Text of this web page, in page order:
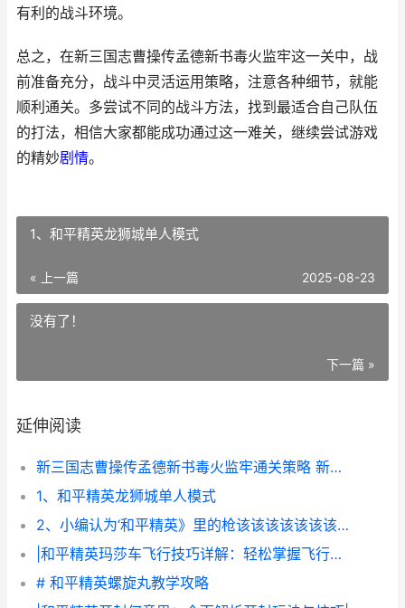
有利的战斗环境。
总之，在新三国志曹操传孟德新书毒火监牢这一关中，战
前准备充分，战斗中灵活运用策略，注意各种细节，就能
顺利通关。多尝试不同的战斗方法，找到最适合自己队伍
的打法，相信大家都能成功通过这一难关，继续尝试游戏
的精妙剧情。
1、和平精英龙狮城单人模式
« 上一篇 2025-08-23
没有了！
下一篇 »
延伸阅读
新三国志曹操传孟德新书毒火监牢通关策略 新三国志曹操传 兑换码
1、和平精英龙狮城单人模式
2、小编认为‘和平精英》里的枪该该该该该该该该怎么办办办办办办办办玩
|和平精英玛莎车飞行技巧详解：轻松掌握飞行技巧，玩转玛莎车|
# 和平精英螺旋丸教学攻略